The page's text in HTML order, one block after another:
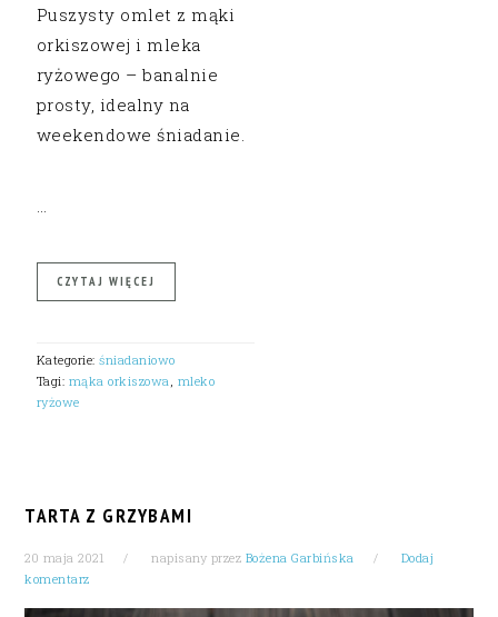
Puszysty omlet z mąki
orkiszowej i mleka
ryżowego – banalnie
prosty, idealny na
weekendowe śniadanie.
…
CZYTAJ WIĘCEJ
Kategorie:śniadaniowo
Tagi: mąka orkiszowa, mleko
ryżowe
TARTA Z GRZYBAMI
20 maja 2021 napisany przez Bożena Garbińska
Dodaj
komentarz